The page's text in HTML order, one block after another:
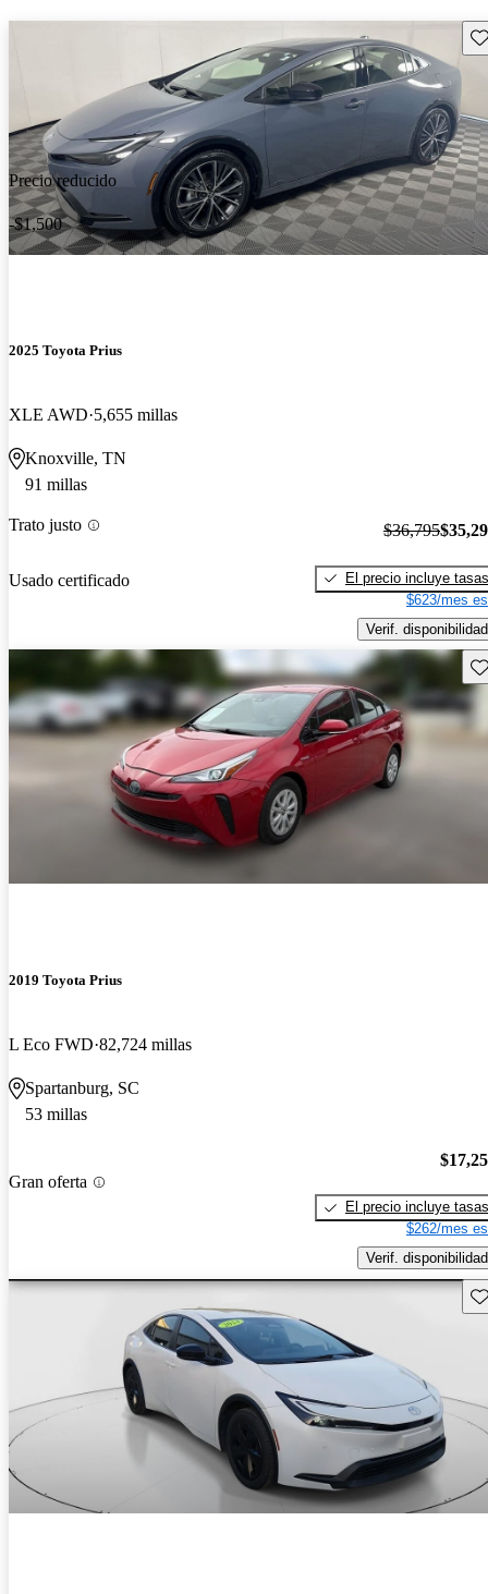
Precio reducido
-$1,500
2025 Toyota Prius
XLE AWD 5,655 millas
Knoxville, TN
91 millas
Trato justo
Usado certificado
$36,795
El precio incluye tasas
$623/mes
Verif. disponibilidad
2019 Toyota Prius
L Eco FWD 82,724 millas
Spartanburg, SC
53 millas
Gran oferta
El precio incluye tasas
$262/mes
Verif. disponibilidad